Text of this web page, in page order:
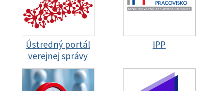
Ústredný portál
verejnej správy
IPP